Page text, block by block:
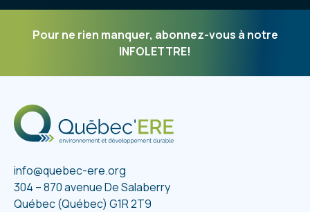
l’eau, prenez le temps de retirer le surplus de
peinture avec une spatule ou un couteau. Moins de
Pour ne rien manquer, abonnez-vous à notre
INFOLETTRE!
info@quebec-ere.org
304 – 870 avenue De Salaberry
Québec (Québec) G1R 2T9